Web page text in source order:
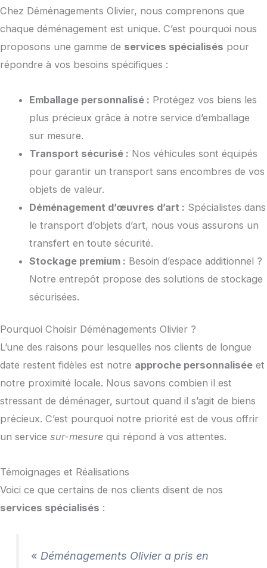
Chez Déménagements Olivier, nous comprenons que
chaque déménagement est unique. C’est pourquoi nous
proposons une gamme de services spécialisés pour
répondre à vos besoins spécifiques :
Emballage personnalisé : Protégez vos biens les
plus précieux grâce à notre service d’emballage
sur mesure.
Transport sécurisé : Nos véhicules sont équipés
pour garantir un transport sans encombres de vos
objets de valeur.
Déménagement d’œuvres d’art : Spécialistes dans
le transport d’objets d’art, nous vous assurons un
transfert en toute sécurité.
Stockage premium : Besoin d’espace additionnel ?
Notre entrepôt propose des solutions de stockage
sécurisées.
Pourquoi Choisir Déménagements Olivier ?
L’une des raisons pour lesquelles nos clients de longue
date restent fidèles est notre approche personnalisée et
notre proximité locale. Nous savons combien il est
stressant de déménager, surtout quand il s’agit de biens
précieux. C’est pourquoi notre priorité est de vous offrir
un service sur-mesure qui répond à vos attentes.
Témoignages et Réalisations
Voici ce que certains de nos clients disent de nos
services spécialisés :
« Déménagements Olivier a pris en